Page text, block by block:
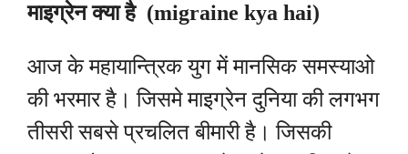
माइग्रेन क्या है (migraine kya hai)
आज के महायान्त्रिक युग में मानसिक समस्याओ
की भरमार है। जिसमे माइग्रेन दुनिया की लगभग
तीसरी सबसे प्रचलित बीमारी है। जिसकी